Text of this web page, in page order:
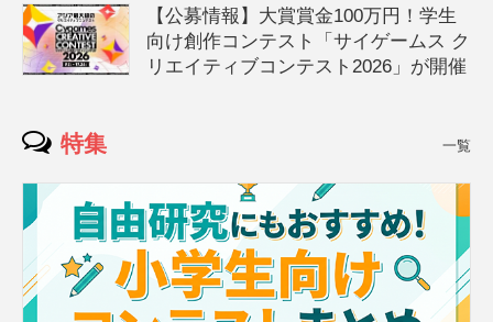
【公募情報】大賞賞金100万円！学生
向け創作コンテスト「サイゲームス ク
リエイティブコンテスト2026」が開催
特集 一覧